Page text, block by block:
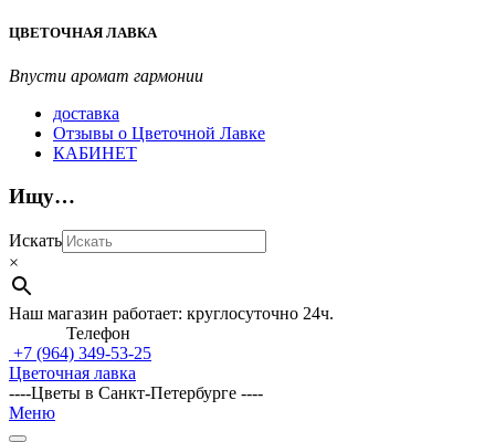
Перейти
содержимому
ЦВЕТОЧНАЯ ЛАВКА
Впусти аромат гармонии
доставка
Отзывы о Цветочной Лавке
КАБИНЕТ
Ищу…
Искать
×
Наш магазин работает: круглосуточно 24ч.
Телефон
+7 (964) 349-53-25
Цветочная лавка
----Цветы в Санкт-Петербурге ----
Главное
навигационное
Меню